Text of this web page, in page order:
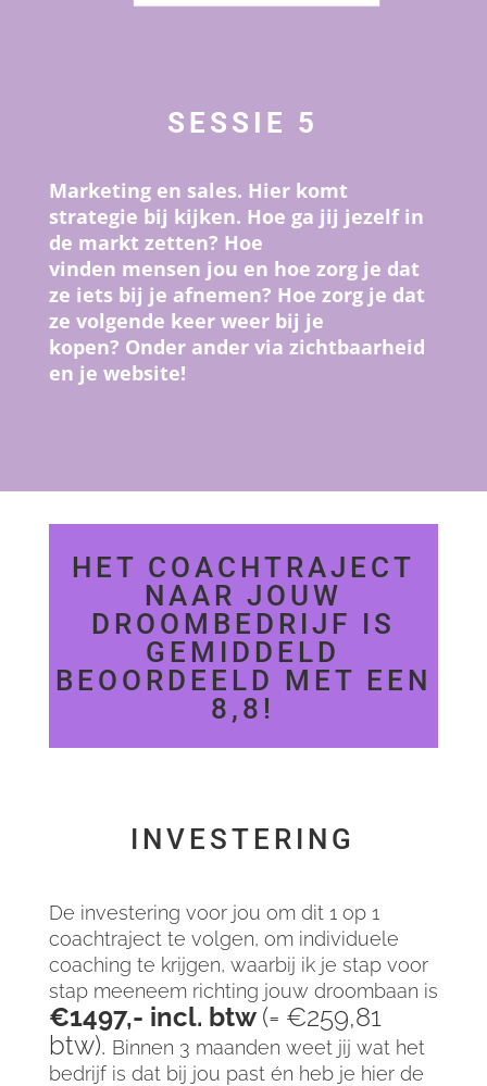
SESSIE 5
Marketing en sales. Hier komt
strategie bij kijken. Hoe ga jij jezelf in
de markt zetten? Hoe
vinden mensen jou en hoe zorg je dat
ze iets bij je afnemen? Hoe zorg je dat
ze volgende keer weer bij je
kopen? Onder ander via zichtbaarheid
en je website!
HET COACHTRAJECT
NAAR JOUW
DROOMBEDRIJF IS
GEMIDDELD
BEOORDEELD MET EEN
8,8!
INVESTERING
De investering voor jou om dit 1 op 1
coachtraject te volgen, om individuele
coaching te krijgen, waarbij ik je stap voor
stap meeneem richting jouw droombaan is
€1497,- incl. btw (= €259,81
btw). Binnen 3 maanden weet jij wat het
bedrijf is dat bij jou past én heb je hier de